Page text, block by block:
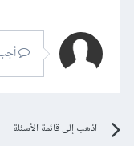
اذهب إلى قائمة الأسئلة